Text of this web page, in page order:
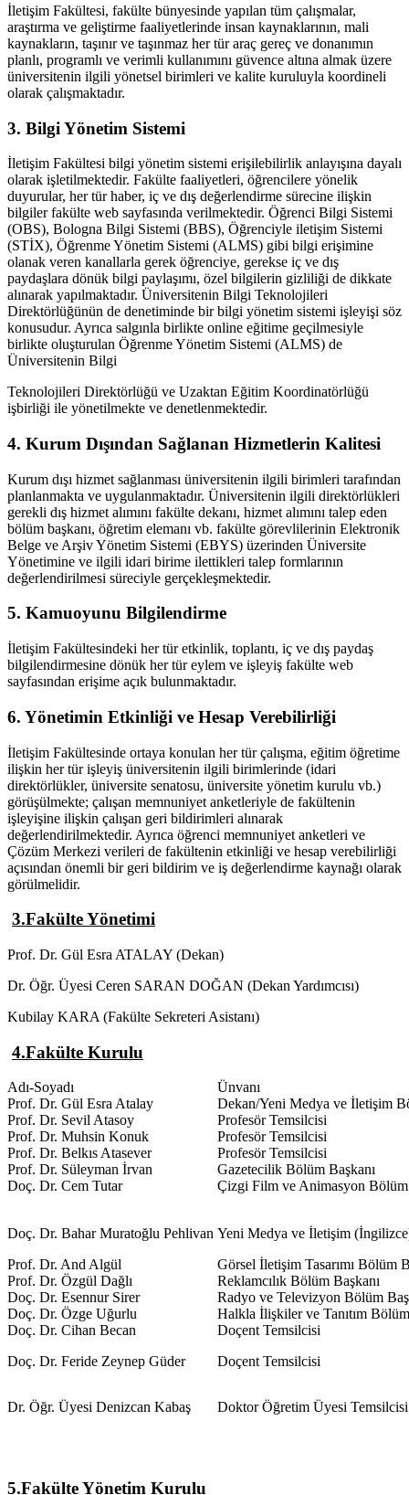
İletişim Fakültesi, fakülte bünyesinde yapılan tüm çalışmalar,
araştırma ve geliştirme faaliyetlerinde insan kaynaklarının, mali
kaynakların, taşınır ve taşınmaz her tür araç gereç ve donanımın
planlı, programlı ve verimli kullanımını güvence altına almak üzere
üniversitenin ilgili yönetsel birimleri ve kalite kuruluyla koordineli
olarak çalışmaktadır.
3. Bilgi Yönetim Sistemi
İletişim Fakültesi bilgi yönetim sistemi erişilebilirlik anlayışına dayalı
olarak işletilmektedir. Fakülte faaliyetleri, öğrencilere yönelik
duyurular, her tür haber, iç ve dış değerlendirme sürecine ilişkin
bilgiler fakülte web sayfasında verilmektedir. Öğrenci Bilgi Sistemi
(OBS), Bologna Bilgi Sistemi (BBS), Öğrenciyle iletişim Sistemi
(STİX), Öğrenme Yönetim Sistemi (ALMS) gibi bilgi erişimine
olanak veren kanallarla gerek öğrenciye, gerekse iç ve dış
paydaşlara dönük bilgi paylaşımı, özel bilgilerin gizliliği de dikkate
alınarak yapılmaktadır. Üniversitenin Bilgi Teknolojileri
Direktörlüğünün de denetiminde bir bilgi yönetim sistemi işleyişi söz
konusudur. Ayrıca salgınla birlikte online eğitime geçilmesiyle
birlikte oluşturulan Öğrenme Yönetim Sistemi (ALMS) de
Üniversitenin Bilgi
Teknolojileri Direktörlüğü ve Uzaktan Eğitim Koordinatörlüğü
işbirliği ile yönetilmekte ve denetlenmektedir.
4. Kurum Dışından Sağlanan Hizmetlerin Kalitesi
Kurum dışı hizmet sağlanması üniversitenin ilgili birimleri tarafından
planlanmakta ve uygulanmaktadır. Üniversitenin ilgili direktörlükleri
gerekli dış hizmet alımını fakülte dekanı, hizmet alımını talep eden
bölüm başkanı, öğretim elemanı vb. fakülte görevlilerinin Elektronik
Belge ve Arşiv Yönetim Sistemi (EBYS) üzerinden Üniversite
Yönetimine ve ilgili idari birime ilettikleri talep formlarının
değerlendirilmesi süreciyle gerçekleşmektedir.
5. Kamuoyunu Bilgilendirme
İletişim Fakültesindeki her tür etkinlik, toplantı, iç ve dış paydaş
bilgilendirmesine dönük her tür eylem ve işleyiş fakülte web
sayfasından erişime açık bulunmaktadır.
6. Yönetimin Etkinliği ve Hesap Verebilirliği
İletişim Fakültesinde ortaya konulan her tür çalışma, eğitim öğretime
ilişkin her tür işleyiş üniversitenin ilgili birimlerinde (idari
direktörlükler, üniversite senatosu, üniversite yönetim kurulu vb.)
görüşülmekte; çalışan memnuniyet anketleriyle de fakültenin
işleyişine ilişkin çalışan geri bildirimleri alınarak
değerlendirilmektedir. Ayrıca öğrenci memnuniyet anketleri ve
Çözüm Merkezi verileri de fakültenin etkinliği ve hesap verebilirliği
açısından önemli bir geri bildirim ve iş değerlendirme kaynağı olarak
görülmelidir.
3.Fakülte Yönetimi
Prof. Dr. Gül Esra ATALAY (Dekan)
Dr. Öğr. Üyesi Ceren SARAN DOĞAN (Dekan Yardımcısı)
Kubilay KARA (Fakülte Sekreteri Asistanı)
4.Fakülte Kurulu
Adı-Soyadı
Ünvanı
Prof. Dr. Gül Esra Atalay
Dekan/Yeni Medya ve İletişim
Prof. Dr. Sevil Atasoy
Profesör Temsilcisi
Prof. Dr. Muhsin Konuk
Profesör Temsilcisi
Prof. Dr. Belkıs Atasever
Profesör Temsilcisi
Prof. Dr. Süleyman İrvan
Gazetecilik Bölüm Başkanı
Doç. Dr. Cem Tutar
Çizgi Film ve Animasyon Bölüm
Doç. Dr. Bahar Muratoğlu Pehlivan Yeni Medya ve İletişim
Prof. Dr. And Algül
Görsel İletişim Tasarımı Bölüm
Prof. Dr. Özgül Dağlı
Reklamcılık Bölüm Başkanı
Doç. Dr. Esennur Sirer
Radyo ve Televizyon Bölüm
Doç. Dr. Özge Uğurlu
Halkla İlişkiler ve Tanıtım
Doç. Dr. Cihan Becan
Doçent Temsilcisi
Doç. Dr. Feride Zeynep Güder
Doçent Temsilcisi
Dr. Öğr. Üyesi Denizcan Kabaş Doktor Öğretim Üyesi Temsilcisi
5.Fakülte Yönetim Kurulu